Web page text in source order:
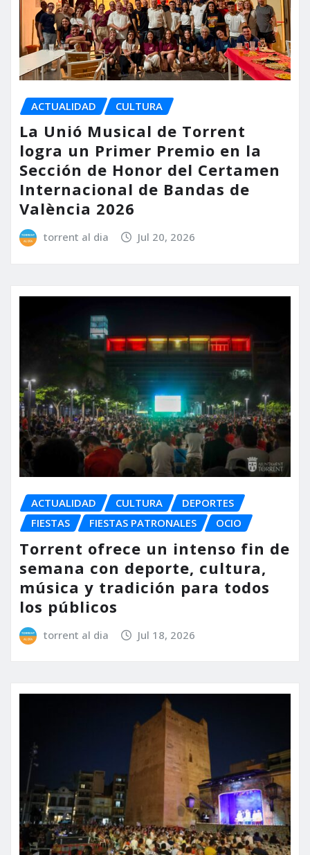
ACTUALIDAD CULTURA
La Unió Musical de Torrent
logra un Primer Premio en la
Sección de Honor del Certamen
Internacional de Bandas de
València 2026
torrent al dia Jul 20, 2026
ACTUALIDAD CULTURA
DEPORTES
FIESTAS
FIESTAS PATRONALES OCIO
Torrent ofrece un intenso fin de
semana con deporte, cultura,
música y tradición para todos
los públicos
torrent al dia Jul 18, 2026